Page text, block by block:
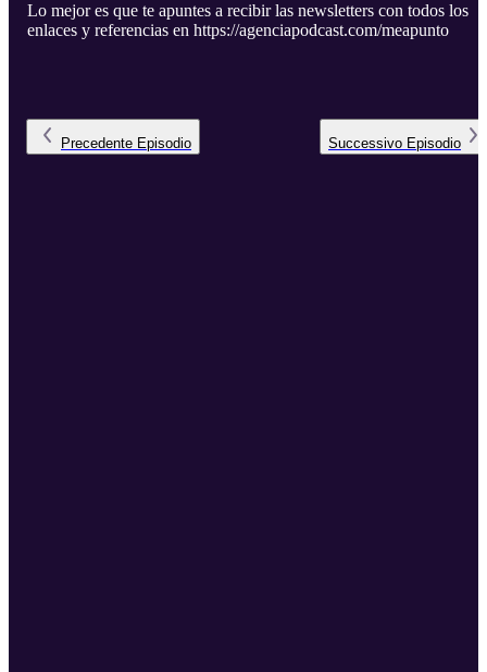
Lo mejor es que te apuntes a recibir las newsletters con todos los
enlaces y referencias en https://agenciapodcast.com/meapunto
Precedente Episodio Successivo Episodio